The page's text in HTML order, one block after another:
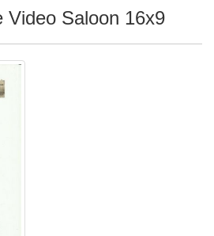
Video Saloon 16x9